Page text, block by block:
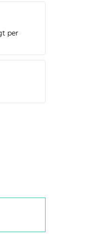
per